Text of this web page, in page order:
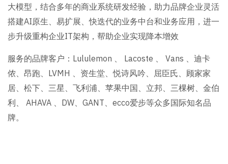
大模型，结合多年的商业系统研发经验，助力品牌企业灵活
搭建AI原生、易扩展、快迭代的业务中台和业务应用，进一
步升级重构企业IT架构，帮助企业实现降本增效
服务的品牌客户：Lululemon 、 Lacoste 、 Vans 、迪卡
侬、昂跑、LVMH 、资生堂、悦诗风吟、屈臣氏、顾家家
居、松下、三星、飞利浦、苹果中国、立邦、三棵树、金伯
利、 AHAVA 、DW、GANT、ecco爱步等众多国际知名品
牌。